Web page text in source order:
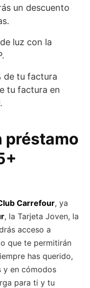
un descuento
luz con la
de tu factura
tu factura en
préstamo
Carrefour, ya
, la Tarjeta Joven, la
acceso a
que te permitirán
has querido,
y en cómodos
para ti y tu